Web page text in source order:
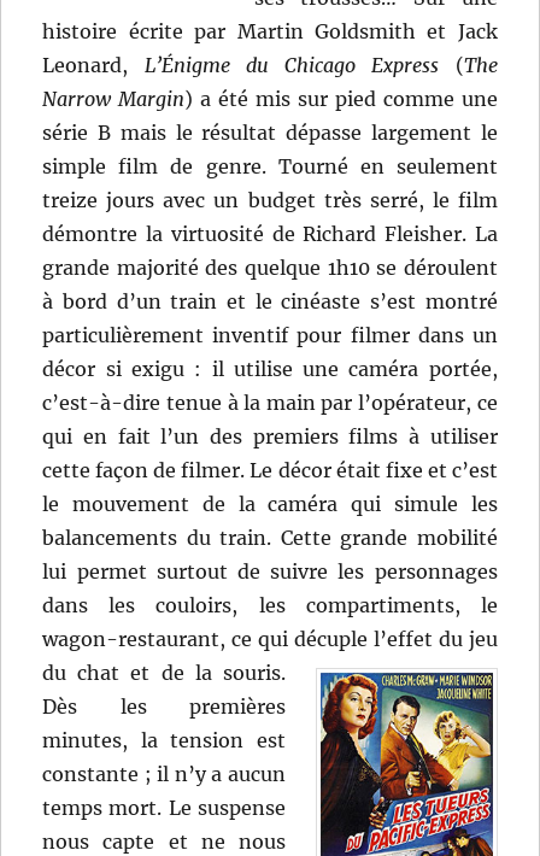
histoire écrite par Martin Goldsmith et Jack
Leonard, L’Énigme du Chicago Express (The
Narrow Margin) a été mis sur pied comme une
série B mais le résultat dépasse largement le
simple film de genre. Tourné en seulement
treize jours avec un budget très serré, le film
démontre la virtuosité de Richard Fleisher. La
grande majorité des quelque 1h10 se déroulent
à bord d’un train et le cinéaste s’est montré
particulièrement inventif pour filmer dans un
décor si exigu : il utilise une caméra portée,
c’est-à-dire tenue à la main par l’opérateur, ce
qui en fait l’un des premiers films à utiliser
cette façon de filmer. Le décor était fixe et c’est
le mouvement de la caméra qui simule les
balancements du train. Cette grande mobilité
lui permet surtout de suivre les personnages
dans les couloirs, les compartiments, le
wagon-restaurant, ce qui décuple l’effet du jeu
du chat et de la souris.
Dès les premières
minutes, la tension est
constante ; il n’y a aucun
temps mort. Le suspense
nous capte et ne nous